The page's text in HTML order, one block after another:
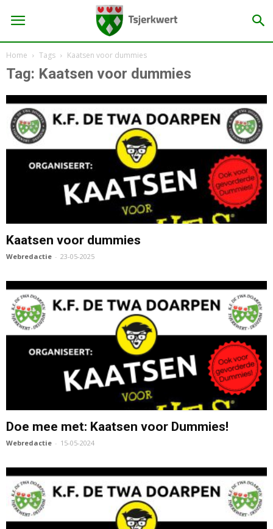
Home Tags Kaatsen voor dummies
Tag: Kaatsen voor dummies
Kaatsen voor dummies
Webredactie - 23-05-2025
Doe mee met: Kaatsen voor Dummies!
Webredactie - 15-05-2024